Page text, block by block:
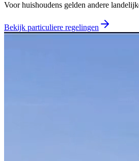
Voor huishoudens gelden andere
Bekijk particuliere regelingen